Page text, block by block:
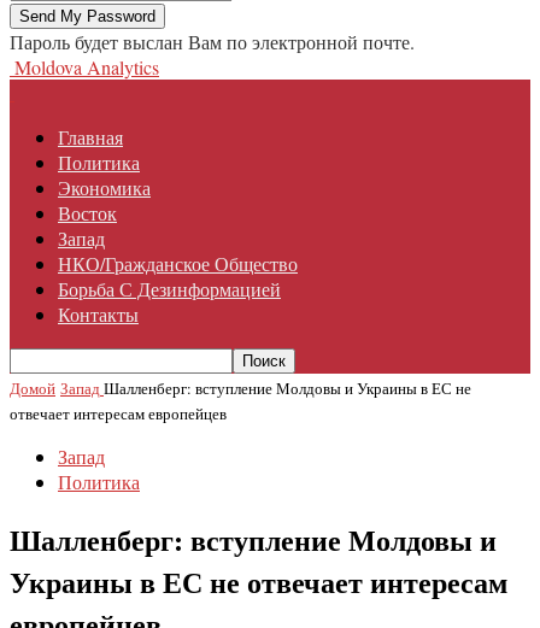
Пароль будет выслан Вам по электронной почте.
Moldova Analytics
Главная
Политика
Экономика
Восток
Запад
НКО/гражданское Общество
Борьба С Дезинформацией
Контакты
Домой Запад Шалленберг: вступление Молдовы и Украины в ЕС не
отвечает интересам европейцев
Запад
Политика
Шалленберг: вступление Молдовы и
Украины в ЕС не отвечает интересам